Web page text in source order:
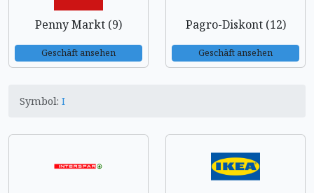
Penny Markt (9)
Geschäft ansehen
Pagro-Diskont (12)
Geschäft ansehen
Symbol: I